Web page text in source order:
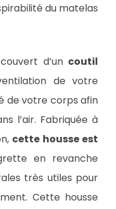
du matelas
d’uncoutil
de votre
de votre corps afin
l’air. Fabriquée à
cette housse est
en revanche
très utiles pour
Cette housse